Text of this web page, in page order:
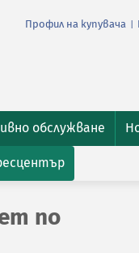
Профил на купувача
обслужване
по